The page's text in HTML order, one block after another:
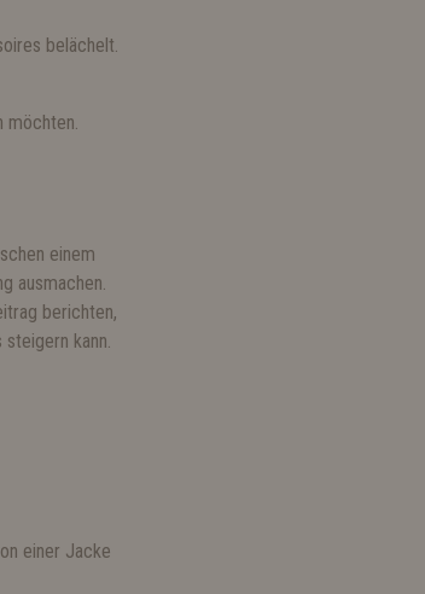
belächelt.
möchten.
einem
ausmachen.
berichten,
kann.
einer Jacke